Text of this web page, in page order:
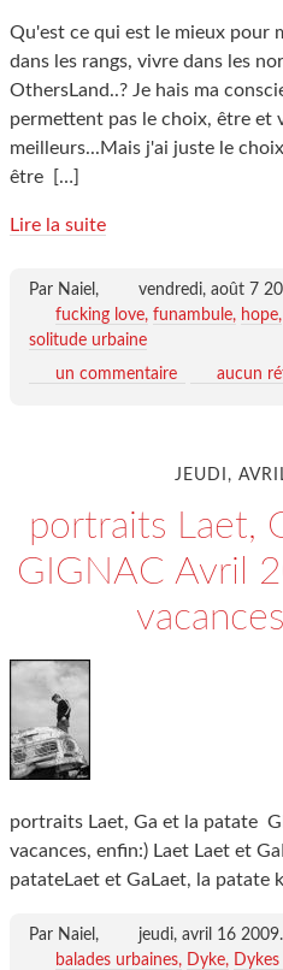
Qu'est ce qui est le mieux pour
dans les rangs, vivre dans les
OthersLand..? Je hais ma
permettent pas le choix, être et
meilleurs...Mais j'ai juste le
être
[…]
Lire la suite
Par Naiel, vendredi, août 7
fucking love funambule hope
solitude urbaine
un commentaire
aucun
JEUDI,
portraits Laet,
GIGNAC Avril
portraits Laet, Ga et la patate
vacances, enfin:) Laet Laet et
patateLaet et GaLaet, la patate
Par Naiel, jeudi, avril 16 2009.
balades urbaines
Dyke